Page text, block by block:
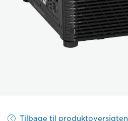
Tilbage til produktoversigten